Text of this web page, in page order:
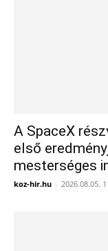
A SpaceX
első
mesterséges
koz-hir.hu - 2026.08.05.